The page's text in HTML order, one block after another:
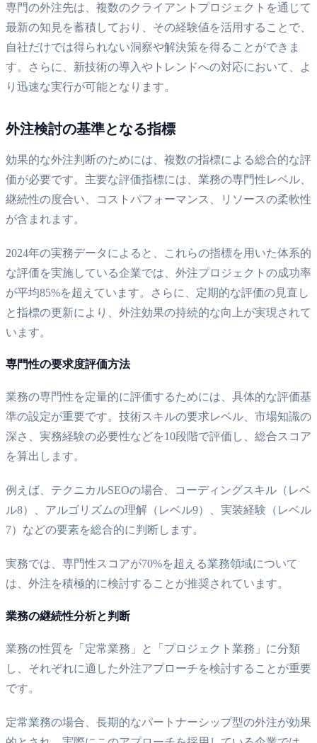
専門の外注先は、複数のクライアントプロジェクトを通じて
最新の知見を蓄積しており、その経験値を活用することで、
自社だけでは得られない洞察や解決策を得ることができま
す。さらに、新技術の導入やトレンドへの対応において、よ
り迅速な実行が可能となります。
外注検討の基準となる指標
効果的な外注判断のためには、複数の指標による総合的な評
価が必要です。主要な評価指標には、業務の専門性レベル、
継続性の度合い、コストパフォーマンス、リソースの柔軟性
が含まれます。
2024年の実務データによると、これらの指標を用いた体系的
な評価を実施している企業では、外注プロジェクトの成功率
が平均85%を超えています。さらに、定期的な評価の見直し
と指標の更新により、外注効果の持続的な向上が実現されて
います。
専門性の要求度評価方法
業務の専門性を定量的に評価するためには、具体的な評価基
準の設定が重要です。技術スキルの要求レベル、市場知識の
深さ、実務経験の必要性などを10段階で評価し、総合スコア
を算出します。
例えば、テクニカルSEOの場合、コーディングスキル（レベ
ル8）、アルゴリズムの理解（レベル9）、実装経験（レベル
7）などの要素を総合的に判断します。
実務では、専門性スコアが70%を超える業務領域について
は、外注を積極的に検討することが推奨されています。
業務の継続性分析と判断
業務の性質を「定常業務」と「プロジェクト業務」に分類
し、それぞれに適した外注アプローチを検討することが重要
です。
定常業務の場合、長期的なパートナーシップ型の外注が効果